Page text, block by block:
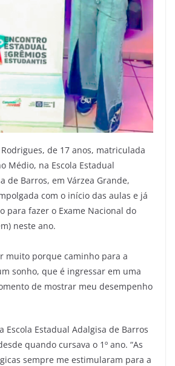
de 17 anos, matriculada
Médio, na Escola Estadual
de Barros, em Várzea Grande,
com o início das aulas e já
para fazer o Exame Nacional do
neste ano.
muito porque caminho para a
sonho, que é ingressar em uma
de mostrar meu desempenho
Escola Estadual Adalgisa de Barros
quando cursava o 1º ano. “As
sempre me estimularam para a